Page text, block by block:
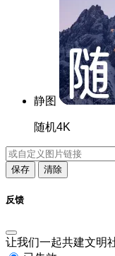
静图
随机4K
保存 清除
反馈
让我们一起共建文明